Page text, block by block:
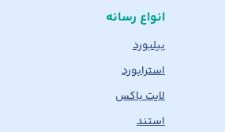
انواع رسانه
بیلبورد
استرابورد
لایت باکس
استند